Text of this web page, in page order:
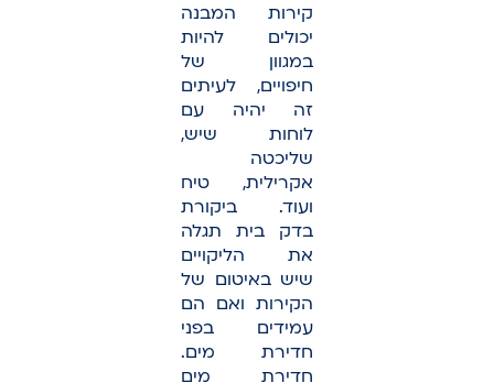
קירות המבנה
יכולים להיות
במגוון של
חיפויים, לעיתים
זה יהיה עם
לוחות שיש,
שליכטה
אקרילית, טיח
ועוד. ביקורת
בדק בית תגלה
את הליקויים
שיש באיטום של
הקירות ואם הם
עמידים בפני
חדירת מים.
חדירת מים